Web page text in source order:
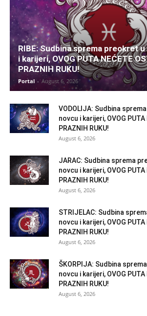
RIBE: Sudbina sprema preokret
i karijeri, OVOG PUTA NEĆETE
PRAZNIH RUKU!
Portal - August 6, 2026
VODOLIJA: Sudbina
novcu i karijeri, OVOG PUTA
PRAZNIH RUKU!
August 6, 2026
JARAC: Sudbina sprema
novcu i karijeri, OVOG PUTA
PRAZNIH RUKU!
August 6, 2026
STRIJELAC: Sudbina
novcu i karijeri, OVOG PUTA
PRAZNIH RUKU!
August 6, 2026
ŠKORPIJA: Sudbina
novcu i karijeri, OVOG PUTA
PRAZNIH RUKU!
August 6, 2026